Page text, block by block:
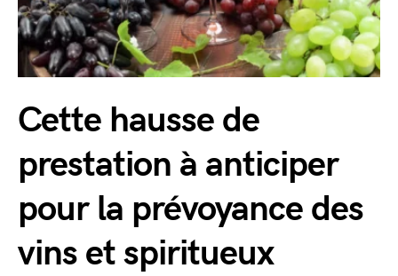
Cette hausse de
prestation à anticiper
pour la prévoyance des
vins et spiritueux